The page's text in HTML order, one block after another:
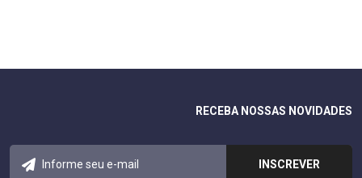
RECEBA NOSSAS NOVIDADES